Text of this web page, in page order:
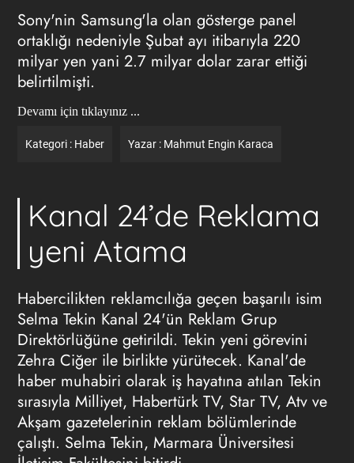
Sony'nin Samsung'la olan gösterge panel
ortaklığı nedeniyle Şubat ayı itibarıyla 220
milyar yen yani 2.7 milyar dolar zarar ettiği
belirtilmişti.
Devamı için tıklayınız ...
Kategori : Haber Yazar : Mahmut Engin Karaca
Kanal 24’de Reklama
yeni Atama
Habercilikten reklamcılığa geçen başarılı isim
Selma Tekin Kanal 24'ün Reklam Grup
Direktörlüğüne getirildi. Tekin yeni görevini
Zehra Ciğer ile birlikte yürütecek. Kanal'de
haber muhabiri olarak iş hayatına atılan Tekin
sırasıyla Milliyet, Habertürk TV, Star TV, Atv ve
Akşam gazetelerinin reklam bölümlerinde
çalıştı. Selma Tekin, Marmara Üniversitesi